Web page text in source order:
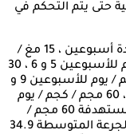
حتى يتم التحكم في
(2.5 إلى 13 سنة) 10 مغ / كغ / يوم فمويا لمدة أسبوعين ، 15 مغ /
كغ / يوم للأسبوعين 3 و 4 ، 20 مغ / كغ / يوم للأسبوعين 5 و 6 ، 30
مغ / كغ / يوم للأسابيع 7 و 8 ، 40 مجم / كجم / يوم للأسبوعين 9 و
10 ، 50 مجم / كجم / يوم للأسبوعين 11 و 12 ، 60 مجم / كجم / يوم
للأسابيع من 13 إلى 16 ؛ الجرعة القصوى المستهدفة 60 مجم /
كجم / يوم أو 3000 مجم / يوم ، أيهما أقل ؛ الجرعة المتوسطة 34.9